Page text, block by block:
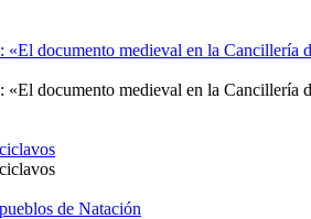
«El documento medieval en la Cancillería
«El documento medieval en la Cancillería
de Natación